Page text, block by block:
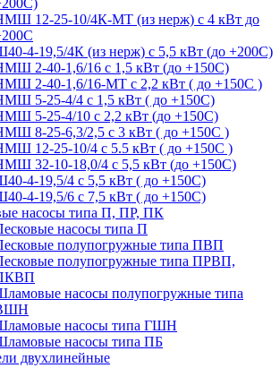
12-25-10/4К-МТ (из нерж) с 4 кВт до
4-19,5/4К (из нерж) с 5,5 кВт (до +200С)
2-40-1,6/16 с 1,5 кВт (до +150С)
2-40-1,6/16-МТ с 2,2 кВт ( до +150С )
5-25-4/4 с 1,5 кВт ( до +150С)
5-25-4/10 с 2,2 кВт (до +150С)
8-25-6,3/2,5 с 3 кВт ( до +150С )
12-25-10/4 с 5.5 кВт ( до +150С )
32-10-18,0/4 с 5,5 кВт (до +150С)
4-19,5/4 с 5,5 кВт ( до +150С)
4-19,5/6 с 7,5 кВт ( до +150С)
насосы типа П, ПР, ПК
насосы типа П
полупогружные типа ПВП
полупогружные типа ПРВП,
насосы полупогружные типа
насосы типа ГШН
насосы типа ПБ
двухлинейные